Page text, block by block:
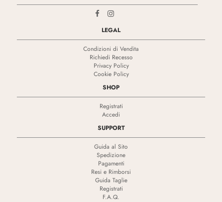
LEGAL
Condizioni di Vendita
Richiedi Recesso
Privacy Policy
Cookie Policy
SHOP
Registrati
Accedi
SUPPORT
Guida al Sito
Spedizione
Pagamenti
Resi e Rimborsi
Guida Taglie
Registrati
F.A.Q.